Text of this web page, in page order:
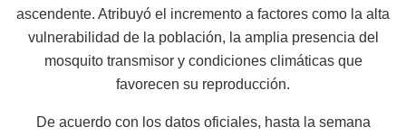
ascendente. Atribuyó el incremento a factores como la alta
vulnerabilidad de la población, la amplia presencia del
mosquito transmisor y condiciones climáticas que
favorecen su reproducción.
De acuerdo con los datos oficiales, hasta la semana